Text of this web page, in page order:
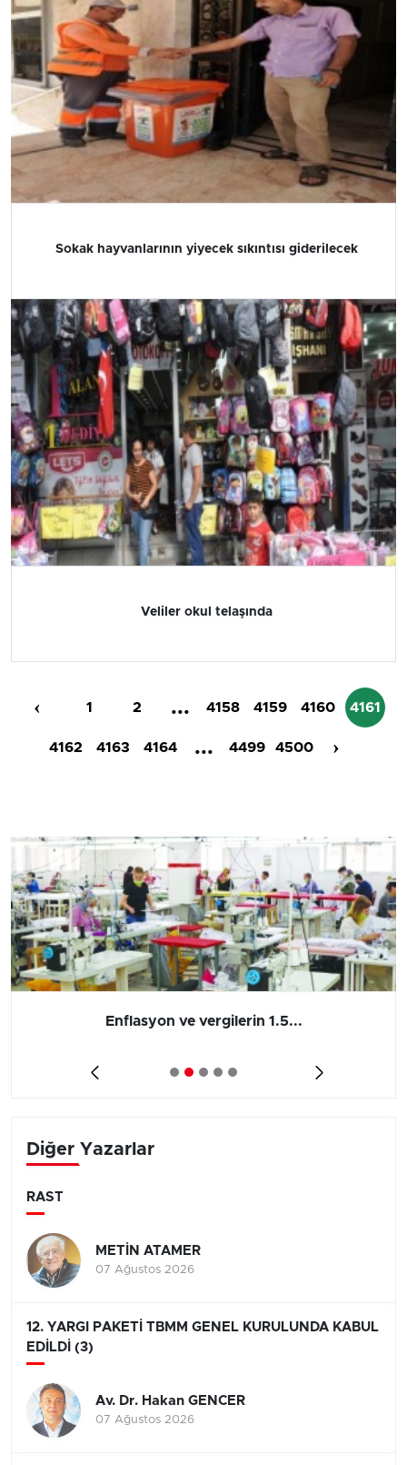
Sokak hayvanlarının yiyecek sıkıntısı giderilecek
Veliler okul telaşında
‹ 1 2 ... 4158 4159 4160 4161
4162 4163 4164 ... 4499 4500 ›
Barış yatırımı, üretimi ve...
Diğer Yazarlar
RAST
METİN ATAMER
07 Ağustos 2026
12. YARGI PAKETİ TBMM GENEL KURULUNDA KABUL
EDİLDİ (3)
Av. Dr. Hakan GENCER
07 Ağustos 2026